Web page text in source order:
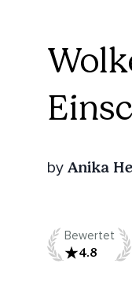
by Anika
Bewertet
4.8